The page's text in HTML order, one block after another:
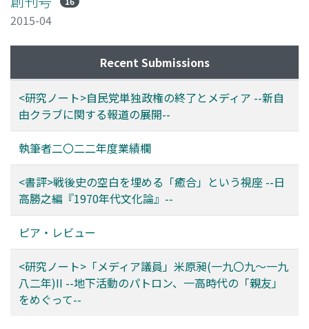
2015-04
Recent Submissions
<研究ノート>自民党単独政権の終了とメディア --新自
由クラブに関する報道の展開--
執筆者二〇二二年度業績欄
<書評>戦後史の空白を埋める「癒合」という視座 --日
高勝之編『1970年代文化論』--
ピア・レビュー
<研究ノート>「メディア議員」米原昶(一九〇九〜一九
八二年)II --地下活動のパトロン、一高時代の「親友」
をめぐって--